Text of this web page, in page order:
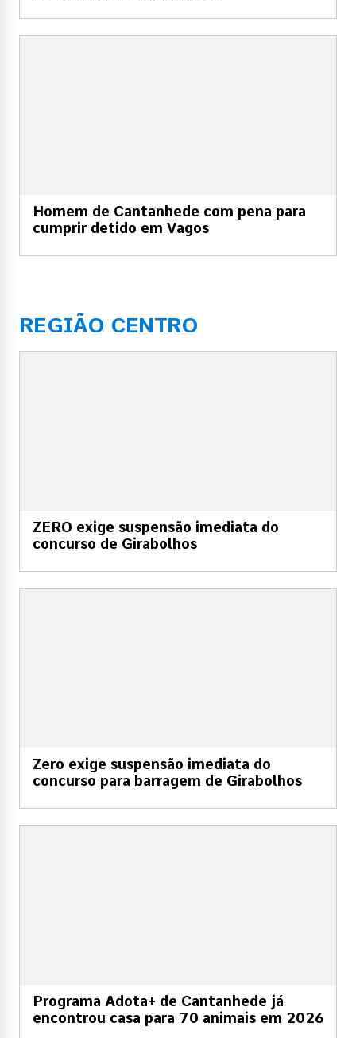
Homem de Cantanhede com pena para
cumprir detido em Vagos
REGIÃO CENTRO
ZERO exige suspensão imediata do
concurso de Girabolhos
Zero exige suspensão imediata do
concurso para barragem de Girabolhos
Programa Adota+ de Cantanhede já
encontrou casa para 70 animais em 2026